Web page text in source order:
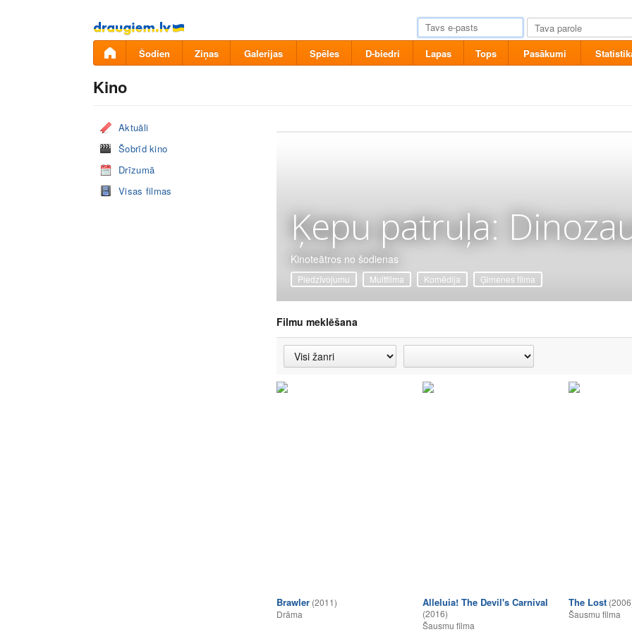
Pāriet
uz
saturu
Šodien Ziņas Galerijas Spēles D-biedri Lapas Tops Pasākumi
Kino
Aktuāli
Šobrīd kino
Drīzumā
Visas filmas
Ķepu patruļa:
Kinoteātros no šodienas
Piedzīvojumu Multfilma Komēdija Ģimenes filma
Filmu meklēšana
Brawler (2011)
Drāma
Alleluia! The Devil's Carnival
(2016)
Šausmu filma
The Lost
Šausmu filma